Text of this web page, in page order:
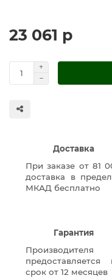
23 061 р
Доставка
При заказе от 81
доставка в
МКАД бесплатно
Гарантия
Производителя
предоставляется
срок от 12 месяцев